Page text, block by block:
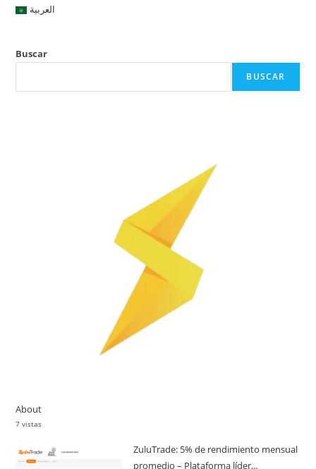
العربية
Buscar
BUSCAR
About
7 vistas
ZuluTrade: 5% de rendimiento mensual
promedio – Plataforma líder...